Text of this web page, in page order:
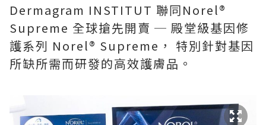
Dermagram INSTITUT 聯同Norel®
Supreme 全球搶先開賣 ─ 殿堂級基因修
護系列 Norel® Supreme， 特別針對基因
所缺所需而研發的高效護膚品。